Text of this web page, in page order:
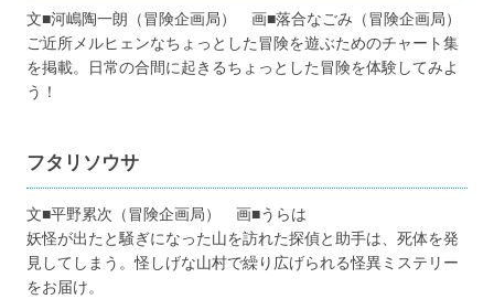
文■河嶋陶一朗（冒険企画局） 画■落合なごみ（冒険企画局）
ご近所メルヒェンなちょっとした冒険を遊ぶためのチャート集
を掲載。日常の合間に起きるちょっとした冒険を体験してみよ
う！
フタリソウサ
文■平野累次（冒険企画局） 画■うらは
妖怪が出たと騒ぎになった山を訪れた探偵と助手は、死体を発
見してしまう。怪しげな山村で繰り広げられる怪異ミステリー
をお届け。